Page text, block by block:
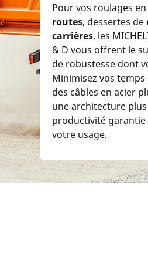
Pour vos roulages en
routes, dessertes de
carrières, les
& D vous offrent le
de robustesse dont
Minimisez vos
des câbles en acier
une architecture
productivité
votre usage.